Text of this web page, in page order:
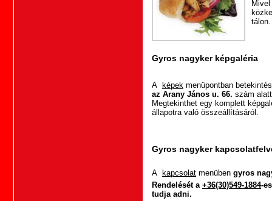
tálon.
Gyros nagyker képgaléria
A képek menüpontban
az Arany János u. 66. szám
Megtekinthet egy komplett
állapotra való összeállításáról.
Gyros nagyker
A kapcsolat menüben gyros
Rendelését a +36(30)549-1884-
tudja adni.